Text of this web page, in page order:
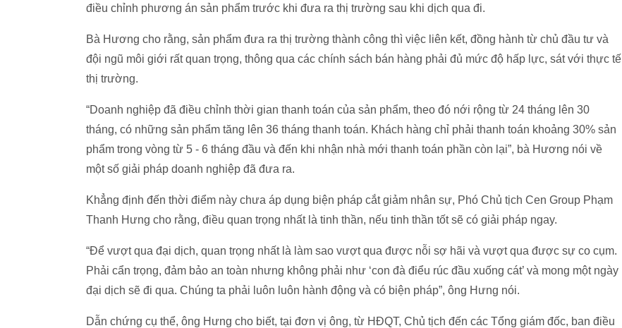
điều chỉnh phương án sản phẩm trước khi đưa ra thị trường sau khi dịch qua đi.
Bà Hương cho rằng, sản phẩm đưa ra thị trường thành công thì việc liên kết, đồng hành từ chủ đầu tư và
đội ngũ môi giới rất quan trọng, thông qua các chính sách bán hàng phải đủ mức độ hấp lực, sát với thực tế
thị trường.
“Doanh nghiệp đã điều chỉnh thời gian thanh toán của sản phẩm, theo đó nới rộng từ 24 tháng lên 30
tháng, có những sản phẩm tăng lên 36 tháng thanh toán. Khách hàng chỉ phải thanh toán khoảng 30% sản
phẩm trong vòng từ 5 - 6 tháng đầu và đến khi nhận nhà mới thanh toán phần còn lại”, bà Hương nói về
một số giải pháp doanh nghiệp đã đưa ra.
Khẳng định đến thời điểm này chưa áp dụng biện pháp cắt giảm nhân sự, Phó Chủ tịch Cen Group Phạm
Thanh Hưng cho rằng, điều quan trọng nhất là tinh thần, nếu tinh thần tốt sẽ có giải pháp ngay.
“Để vượt qua đại dịch, quan trọng nhất là làm sao vượt qua được nỗi sợ hãi và vượt qua được sự co cụm.
Phải cẩn trọng, đảm bảo an toàn nhưng không phải như ‘con đà điểu rúc đầu xuống cát’ và mong một ngày
đại dịch sẽ đi qua. Chúng ta phải luôn luôn hành động và có biện pháp”, ông Hưng nói.
Dẫn chứng cụ thể, ông Hưng cho biết, tại đơn vị ông, từ HĐQT, Chủ tịch đến các Tổng giám đốc, ban điều